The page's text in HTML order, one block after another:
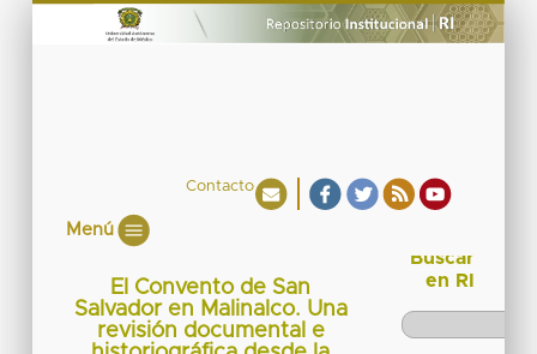
Contacto
Menú
El Convento de San
Salvador en Malinalco. Una
revisión documental e
Buscar
en RI